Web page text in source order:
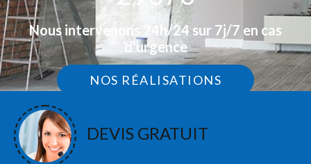
Nous intervenons 24h/24 sur 7j/7 en cas
d'urgence
NOS RÉALISATIONS
DEVIS GRATUIT